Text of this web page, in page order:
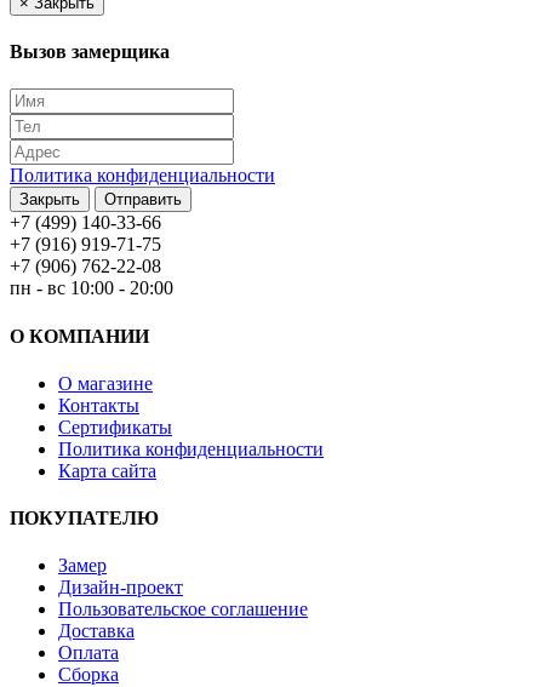
Вызов замерщика
Политика конфиденциальности
Закрыть Отправить
+7 (499) 140-33-66
+7 (916) 919-71-75
+7 (906) 762-22-08
пн - вс 10:00 - 20:00
О КОМПАНИИ
О магазине
Контакты
Сертификаты
Политика конфиденциальности
Карта сайта
ПОКУПАТЕЛЮ
Замер
Дизайн-проект
Пользовательское соглашение
Доставка
Оплата
Сборка